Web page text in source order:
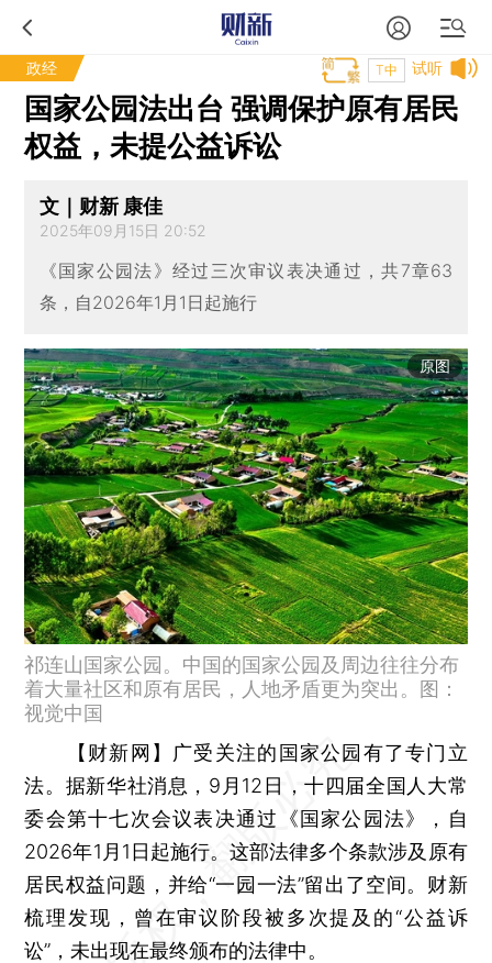
政经 试听
T中
国家公园法出台 强调保护原有居民
权益，未提公益诉讼
文｜财新 康佳
2025年09月15日 20:52
《国家公园法》经过三次审议表决通过，共7章63
条，自2026年1月1日起施行
原图
祁连山国家公园。中国的国家公园及周边往往分布
着大量社区和原有居民，人地矛盾更为突出。图：
视觉中国
【财新网】 广受关注的国家公园有了专门立
法。据新华社消息，9月12日，十四届全国人大常
委会第十七次会议表决通过《国家公园法》，自
2026年1月1日起施行。这部法律多个条款涉及原有
居民权益问题，并给“一园一法”留出了空间。财新
梳理发现，曾在审议阶段被多次提及的“公益诉
讼”，未出现在最终颁布的法律中。